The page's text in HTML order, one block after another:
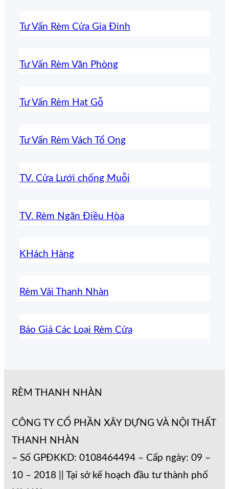
Tư Vấn Rèm Cửa Gia Đình
Tư Vấn Rèm Văn Phòng
Tư Vấn Rèm Hạt Gỗ
Tư Vấn Rèm Vách Tổ Ong
TV. Cửa Lưới chống Muỗi
TV. Rèm Ngăn Điều Hòa
KHách Hàng
Rèm Vải Thanh Nhàn
Báo Giá Các Loại Rèm Cửa
RÈM THANH NHÀN
CÔNG TY CỔ PHẦN XÂY DỰNG VÀ NỘI THẤT
THANH NHÀN
– Số GPĐKKD: 0108464494 – Cấp ngày: 09 –
10 – 2018 || Tại sở kế hoạch đầu tư thành phố